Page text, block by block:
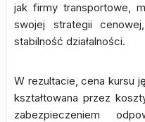
jak firmy transportowe,
swojej strategii
stabilność działalności.
W rezultacie, cena kursu
kształtowana przez
zabezpieczeniem